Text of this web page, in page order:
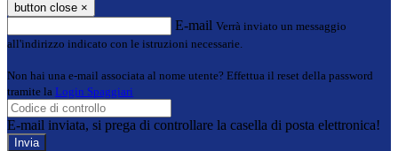
button close ×
E-mail Verrà inviato un messaggio
all'indirizzo indicato con le istruzioni necessarie.
Non hai una e-mail associata al nome utente? Effettua il reset della password
tramite la Login Spaggiari
E-mail inviata, si prega di controllare la casella di posta elettronica!